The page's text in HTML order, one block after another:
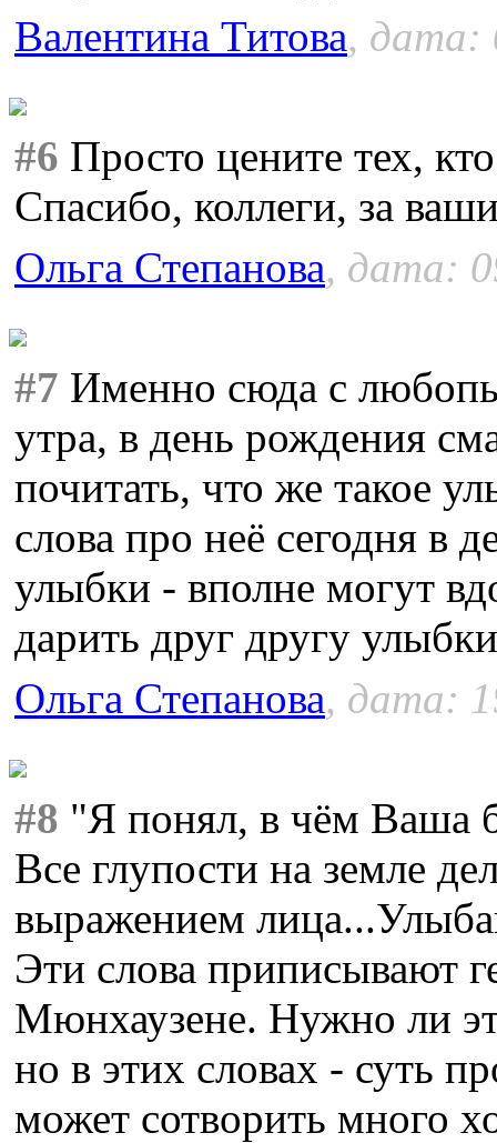
Валентина Титова, дата:
#6 Просто цените тех,
Спасибо, коллеги, за
Ольга Степанова, дата:
#7 Именно сюда с
утра, в день рождения
почитать, что же такое
слова про неё сегодня в
улыбки - вполне могут
дарить друг другу
Ольга Степанова, дата:
#8 "Я понял, в чём Ваша
Все глупости на земле
выражением
Эти слова приписывают
Мюнхаузене. Нужно ли
но в этих словах - суть
может сотворить много